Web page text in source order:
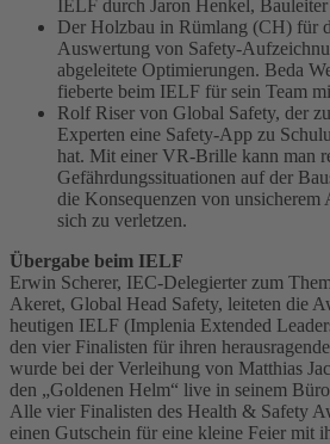
IELF durch Jaron Henkel,
Der Holzbau in Rümlang (CH) für
Auswertung von Safety-
abgeleitete Optimierungen. Beda
fieberte beim IELF für sein Team
Rolf Riser von Global Safety, der
Experten eine Safety-App zu
hat. Mit einer VR-Brille kann man
Gefährdungssituationen auf der
die Konsequenzen von unsicherem
sich zu verletzen.
Übergabe beim IELF
Erwin Scherer, IEC-Delegierter zum
Akeret, Global Head Safety, leiteten die
heutigen IELF (Implenia Extended
den vier Finalisten für ihren
wurde bei der Verleihung von Matthias
den „Goldenen Helm“ live in seinem
Alle vier Finalisten des Health & Safety
einen Gutschein für eine kleine Feier mit